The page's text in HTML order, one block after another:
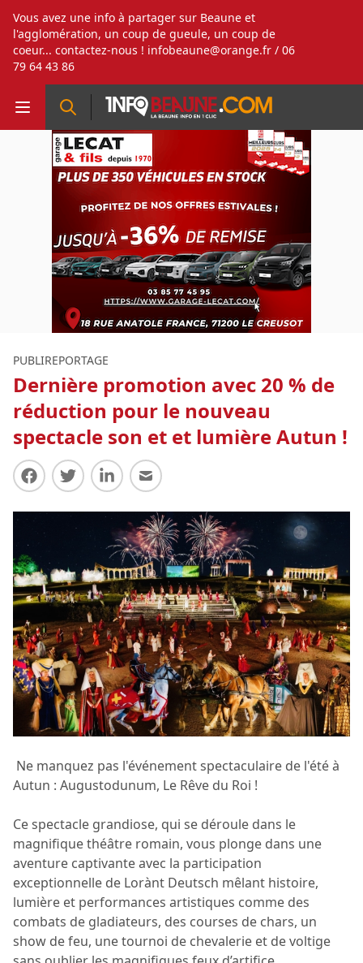
Vous avez une info à partager sur Beaune et
l'agglomération, un coup de gueule, un coup de
coeur... contactez-nous ! infobeaune@orange.fr / 06
79 64 43 86
PUBLIREPORTAGE
Dernière promotion avec 20 % de
réduction pour le nouveau
spectacle son et et lumière Autun !
Partager sur Facebook
Partager sur Twitter
Partager sur LinkedIn
Partager par E-mail
Ne manquez pas l'événement spectaculaire de l'été à
Autun : Augustodunum, Le Rêve du Roi !
Ce spectacle grandiose, qui se déroule dans le
magnifique théâtre romain, vous plonge dans une
aventure captivante avec la participation
exceptionnelle de Lorànt Deutsch mêlant histoire,
lumière et performances artistiques comme des
combats de gladiateurs, des courses de chars, un
show de feu, une tournoi de chevalerie et de voltige